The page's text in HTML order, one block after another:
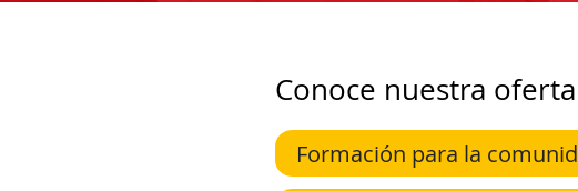
Conoce nuestra
Formación para la